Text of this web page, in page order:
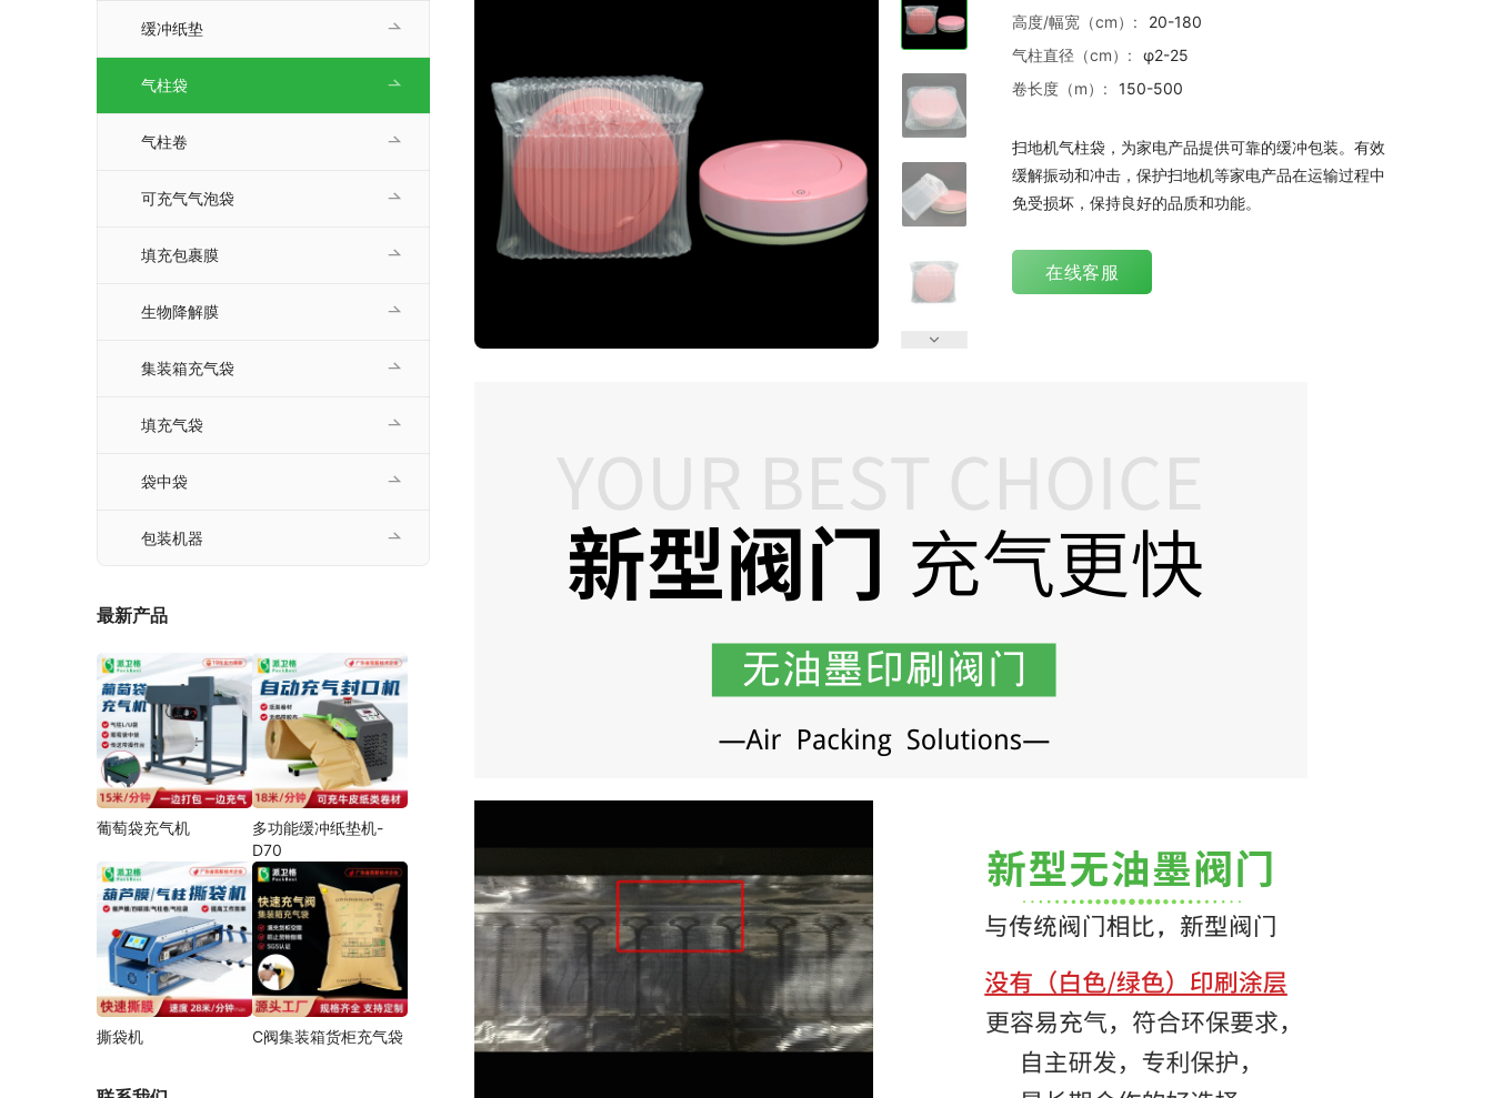
高度/幅宽（cm）:
20-180
气柱直径（cm）:
φ2-25
卷长度（m）:
150-500
扫地机气柱袋，为家电产品提供可靠的缓冲包装。有效
缓解振动和冲击，保护扫地机等家电产品在运输过程中
免受损坏，保持良好的品质和功能。
在线客服
缓冲纸垫
气柱袋
气柱卷
可充气气泡袋
填充包裹膜
生物降解膜
集装箱充气袋
填充气袋
袋中袋
包装机器
最新产品
葡萄袋充气机
多功能缓冲纸垫机-
D70
撕袋机 C阀集装箱货柜充气袋